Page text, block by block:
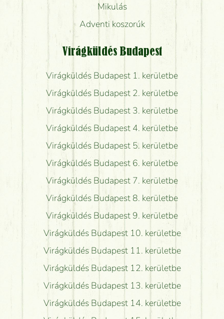
Mikulás
Adventi koszorúk
Virágküldés Budapest
Virágküldés Budapest 1. kerületbe
Virágküldés Budapest 2. kerületbe
Virágküldés Budapest 3. kerületbe
Virágküldés Budapest 4. kerületbe
Virágküldés Budapest 5. kerületbe
Virágküldés Budapest 6. kerületbe
Virágküldés Budapest 7. kerületbe
Virágküldés Budapest 8. kerületbe
Virágküldés Budapest 9. kerületbe
Virágküldés Budapest 10. kerületbe
Virágküldés Budapest 11. kerületbe
Virágküldés Budapest 12. kerületbe
Virágküldés Budapest 13. kerületbe
Virágküldés Budapest 14. kerületbe